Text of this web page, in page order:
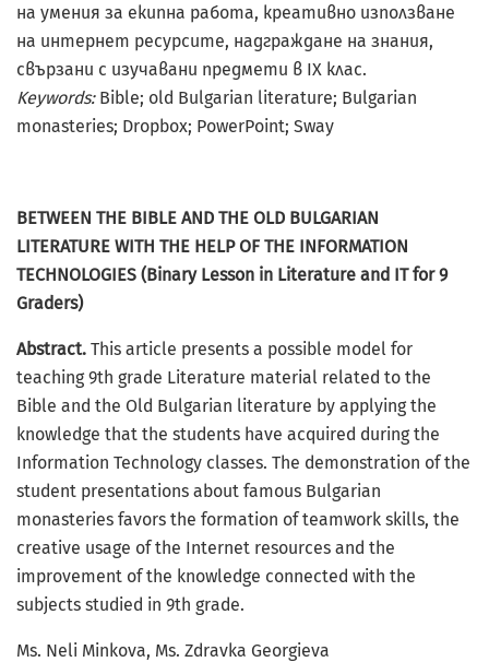
на умения за екипна работа, креативно използване
на интернет ресурсите, надграждане на знания,
свързани с изучавани предмети в IX клас.
Keywords:Bible; old Bulgarian literature; Bulgarian
monasteries; Dropbox; PowerРoint; Sway
BETWEEN THE BIBLE AND THE OLD BULGARIAN
LITERATURE WITH THE HELP OF THE INFORMATION
TECHNOLOGIES (Binary Lesson in Literature and IT for 9
Graders)
Abstract. This article presents a possible model for
teaching 9th grade Literature material related to the
Bible and the Old Bulgarian literature by applying the
knowledge that the students have acquired during the
Information Technology classes. The demonstration of the
student presentations about famous Bulgarian
monasteries favors the formation of teamwork skills, the
creative usage of the Internet resources and the
improvement of the knowledge connected with the
subjects studied in 9th grade.
Ms. Neli Minkova, Ms. Zdravka Georgieva